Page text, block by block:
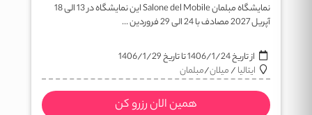
نمایشگاه مبلمان Salone del Mobile این نمایشگاه در 13 الی 18
آپریل 2027 مصادف با 24 الی 29 فروردین ...
از تاریخ1406/1/24تا تاریخ1406/1/29
ایتالیا/میلان/مبلمان
همین الان رزرو کن